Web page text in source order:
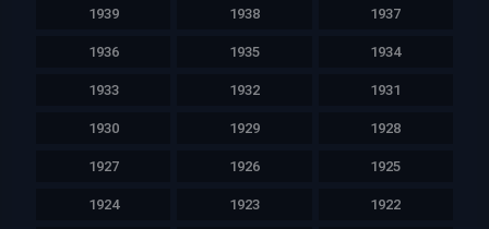
1939 1938 1937
1936 1935 1934
1933 1932 1931
1930 1929 1928
1927 1926 1925
1924 1923 1922